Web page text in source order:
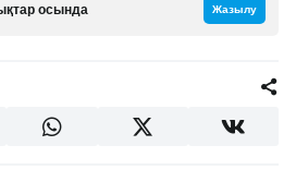
осында Жазылу